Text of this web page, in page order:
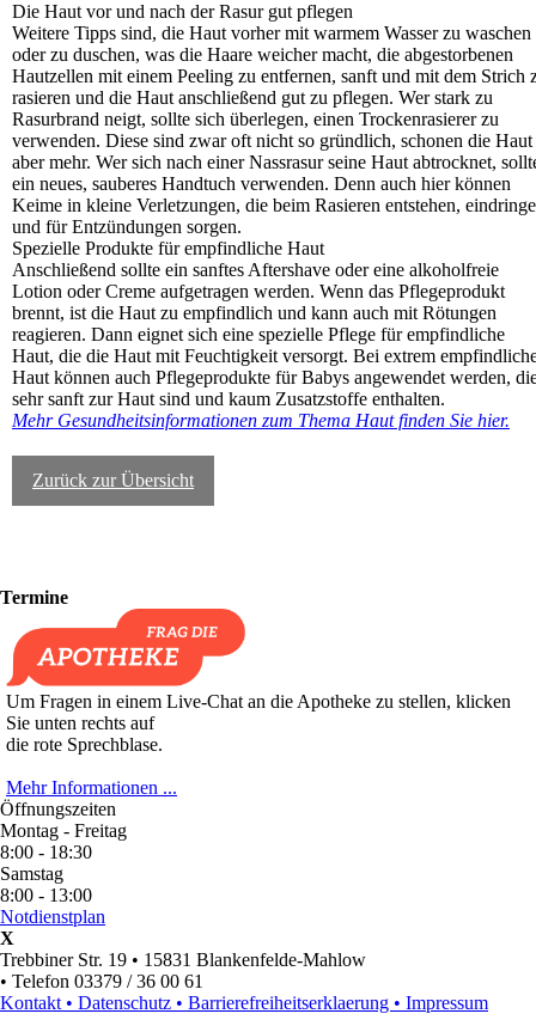
Zurück zur Übersicht
Die Haut vor und nach der Rasur gut pflegen
Weitere Tipps sind, die Haut vorher mit warmem Wasser zu waschen
oder zu duschen, was die Haare weicher macht, die abgestorbenen
Hautzellen mit einem Peeling zu entfernen, sanft und mit dem Strich
rasieren und die Haut anschließend gut zu pflegen. Wer stark zu
Rasurbrand neigt, sollte sich überlegen, einen Trockenrasierer zu
verwenden. Diese sind zwar oft nicht so gründlich, schonen die Haut
aber mehr. Wer sich nach einer Nassrasur seine Haut abtrocknet,
ein neues, sauberes Handtuch verwenden. Denn auch hier können
Keime in kleine Verletzungen, die beim Rasieren entstehen,
und für Entzündungen sorgen.
Spezielle Produkte für empfindliche Haut
Anschließend sollte ein sanftes Aftershave oder eine alkoholfreie
Lotion oder Creme aufgetragen werden. Wenn das Pflegeprodukt
brennt, ist die Haut zu empfindlich und kann auch mit Rötungen
reagieren. Dann eignet sich eine spezielle Pflege für empfindliche
Haut, die die Haut mit Feuchtigkeit versorgt. Bei extrem
Haut können auch Pflegeprodukte für Babys angewendet werden,
sehr sanft zur Haut sind und kaum Zusatzstoffe enthalten.
Mehr Gesundheitsinformationen zum Thema Haut finden Sie hier.
Termine
Um Fragen in einem Live-Chat an die Apotheke zu stellen, klicken
Sie unten rechts auf
die rote Sprechblase.
Mehr Informationen ...
Öffnungszeiten
Montag - Freitag
8:00 - 18:30
Samstag
8:00 - 13:00
Notdienstplan
X
Trebbiner Str. 19 • 15831 Blankenfelde‑Mahlow
• Telefon 03379 / 36 00 61
Kontakt • Datenschutz • Barrierefreiheitserklaerung • Impressum